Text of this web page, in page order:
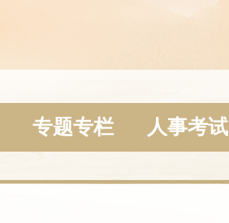
专题专栏 人事考试